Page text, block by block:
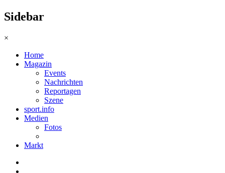
Sidebar
×
Home
Magazin
Events
Nachrichten
Reportagen
Szene
sport.info
Medien
Fotos
Markt